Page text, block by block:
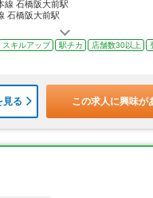
線 石橋阪大前駅
石橋阪大前駅
スキルアップ 駅チカ 店舗数30以上
見る この求人に興味が